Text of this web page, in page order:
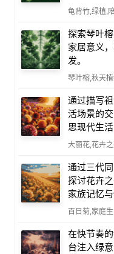
龟背竹,绿植,
探索琴叶
家居意义
发。
琴叶榕,秋天
通过描写
活场景的
思现代生
大丽花,花卉
通过三代
探讨花卉
家族记忆
百日菊,家庭
在快节奏
台注入绿